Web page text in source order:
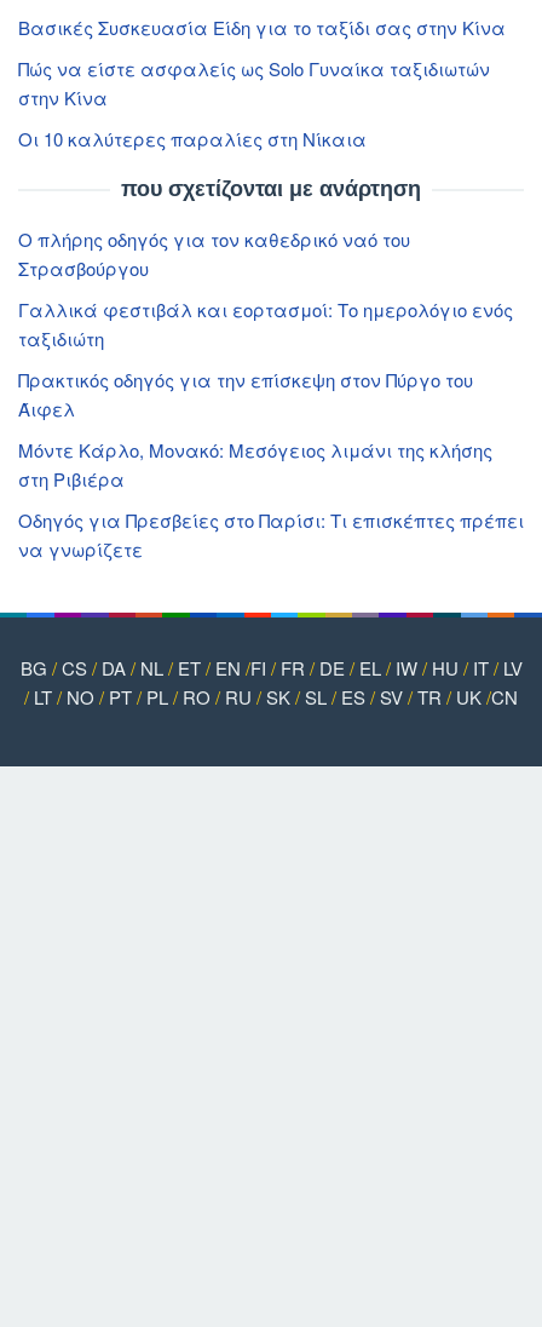
Βασικές Συσκευασία Είδη για το ταξίδι σας στην Κίνα
Πώς να είστε ασφαλείς ως Solo Γυναίκα ταξιδιωτών
στην Κίνα
Οι 10 καλύτερες παραλίες στη Νίκαια
που σχετίζονται με ανάρτηση
Ο πλήρης οδηγός για τον καθεδρικό ναό του
Στρασβούργου
Γαλλικά φεστιβάλ και εορτασμοί: Το ημερολόγιο ενός
ταξιδιώτη
Πρακτικός οδηγός για την επίσκεψη στον Πύργο του
Άιφελ
Μόντε Κάρλο, Μονακό: Μεσόγειος λιμάνι της κλήσης
στη Ριβιέρα
Οδηγός για Πρεσβείες στο Παρίσι: Τι επισκέπτες πρέπει
να γνωρίζετε
BG /CS/ DA/ NL/ ET/ EN /FI / FR / DE / EL/ IW/ HU / IT/ LV
/ LT/ NO / PT/ PL/ RO / RU /SK/SL/ ES/SV/TR / UK/CN